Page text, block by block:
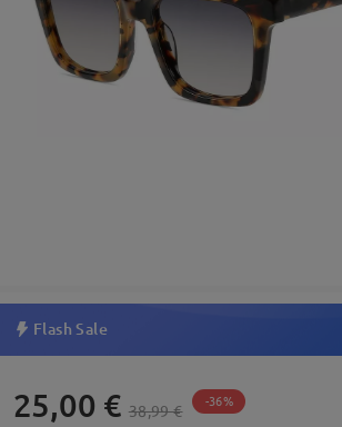
Flash Sale
25,00 € 38,99 € -36%